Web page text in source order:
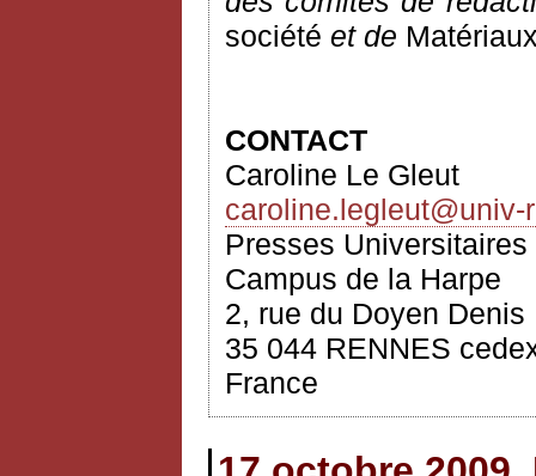
société et de
CONTACT
Caroline Le Gleut
caroline.legleut@univ-
Presses
Campus de la Harpe
2, rue du Doyen Denis
35 044 RENNES
France